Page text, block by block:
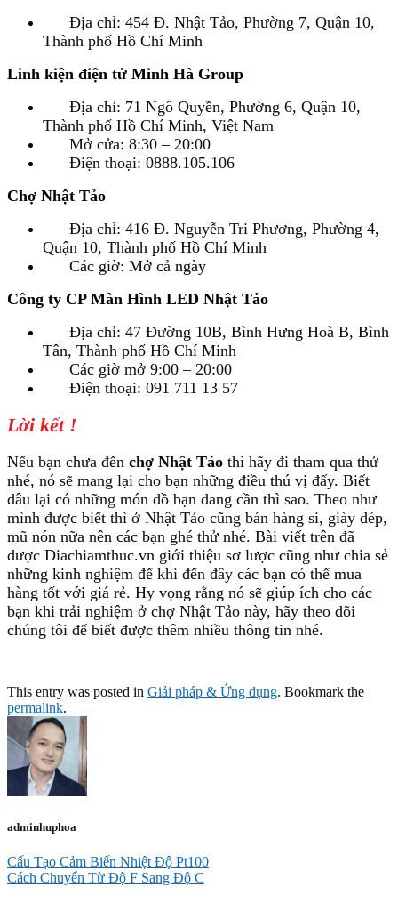
Địa chỉ: 454 Đ. Nhật Tảo, Phường 7, Quận 10,
Thành phố Hồ Chí Minh
Linh kiện điện tử Minh Hà Group
Địa chỉ: 71 Ngô Quyền, Phường 6, Quận 10,
Thành phố Hồ Chí Minh, Việt Nam
Mở cửa: 8:30 – 20:00
Điện thoại: 0888.105.106
Chợ Nhật Tảo
Địa chỉ: 416 Đ. Nguyễn Tri Phương, Phường 4,
Quận 10, Thành phố Hồ Chí Minh
Các giờ: Mở cả ngày
Công ty CP Màn Hình LED Nhật Tảo
Địa chỉ: 47 Đường 10B, Bình Hưng Hoà B, Bình
Tân, Thành phố Hồ Chí Minh
Các giờ mở 9:00 – 20:00
Điện thoại: 091 711 13 57
Lời kết !
Nếu bạn chưa đến chợ Nhật Tảo thì hãy đi tham qua thử
nhé, nó sẽ mang lại cho bạn những điều thú vị đấy. Biết
đâu lại có những món đồ bạn đang cần thì sao. Theo như
mình được biết thì ở Nhật Tảo cũng bán hàng si, giày dép,
mũ nón nữa nên các bạn ghé thử nhé. Bài viết trên đã
được Diachiamthuc.vn giới thiệu sơ lược cũng như chia sẻ
những kinh nghiệm để khi đến đây các bạn có thể mua
hàng tốt với giá rẻ. Hy vọng rằng nó sẽ giúp ích cho các
bạn khi trải nghiệm ở chợ Nhật Tảo này, hãy theo dõi
chúng tôi để biết được thêm nhiều thông tin nhé.
This entry was posted in Giải pháp & Ứng dụng. Bookmark the
permalink.
adminhuphoa
Cấu Tạo Cảm Biến Nhiệt Độ Pt100
Cách Chuyển Từ Độ F Sang Độ C